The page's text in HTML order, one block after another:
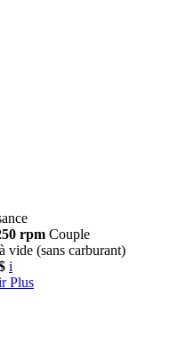
rpm Couple
vide (sans carburant)
i
Plus